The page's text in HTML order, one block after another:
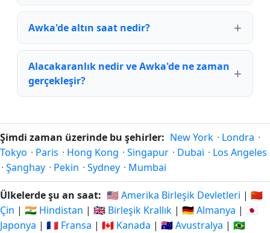
Awka'de altın saat nedir?
Alacakaranlık nedir ve Awka'de ne zaman
gerçekleşir?
Şimdi zaman üzerinde bu şehirler: New York · Londra ·
Tokyo · Paris · Hong Kong · Singapur · Dubai · Los Angeles
· Şanghay · Pekin · Sydney · Mumbai
Ülkelerde şu an saat: 🇺🇸 Amerika Birleşik Devletleri | 🇨🇳
Çin | 🇮🇳 Hindistan | 🇬🇧 Birleşik Krallık | 🇩🇪 Almanya | 🇯🇵
Japonya | 🇫🇷 Fransa | 🇨🇦 Kanada | 🇦🇺 Avustralya | 🇧🇷